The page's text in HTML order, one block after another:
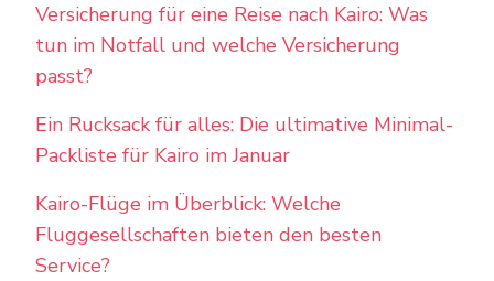
Versicherung für eine Reise nach Kairo: Was
tun im Notfall und welche Versicherung
passt?
Ein Rucksack für alles: Die ultimative Minimal-
Packliste für Kairo im Januar
Kairo-Flüge im Überblick: Welche
Fluggesellschaften bieten den besten
Service?